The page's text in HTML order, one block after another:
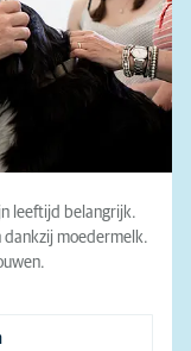
leeftijd belangrijk.
dankzij moedermelk.